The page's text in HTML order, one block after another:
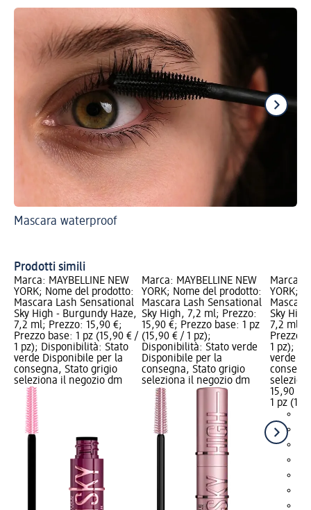
Mascara waterproof
Prodotti simili
Marca: MAYBELLINE NEW
YORK; Nome del prodotto:
Mascara Lash Sensational
Sky High - Burgundy Haze,
7,2 ml; Prezzo: 15,90 €;
Prezzo base: 1 pz (15,90 € /
1 pz); Disponibilità: Stato
verde Disponibile per la
consegna, Stato grigio
seleziona il negozio dm
Marca: MAYBELLINE NEW
YORK; Nome del prodotto:
Mascara Lash Sensational
Sky High, 7,2 ml; Prezzo:
15,90 €; Prezzo base: 1 pz
(15,90 € / 1 pz);
Disponibilità: Stato verde
Disponibile per la
consegna, Stato grigio
seleziona il negozio dm
Marca:
YORK;
Sky
7,2 ml;
Prezzo
1 pz);
verde
15,90 €
1 pz